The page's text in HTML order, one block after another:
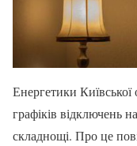
Енергетики
графіків відключень
складнощі. Про це